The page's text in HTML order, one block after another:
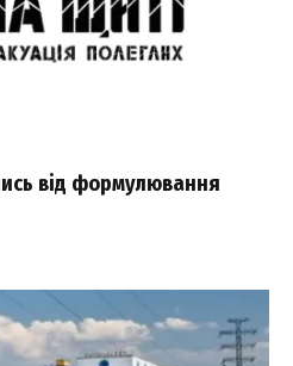
від формулювання